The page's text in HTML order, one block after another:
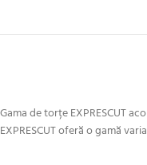
Gama de torțe EXPRESCUT
EXPRESCUT oferă o gamă